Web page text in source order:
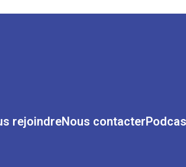
rejoindreNous contacter